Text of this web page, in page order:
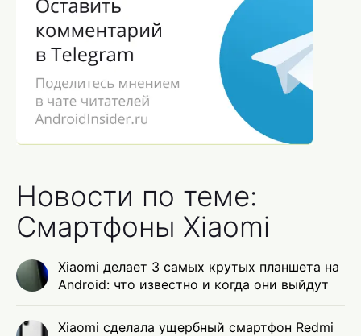
Новости по теме:
Смартфоны Xiaomi
Xiaomi делает 3 самых крутых планшета на
Android: что известно и когда они выйдут
Xiaomi сделала ущербный смартфон Redmi